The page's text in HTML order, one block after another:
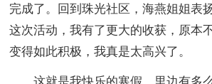
完成了。回到珠光社区，海燕姐姐表
这次活动，我有了更大的收获，原本
变得如此积极，我真是太高兴了。